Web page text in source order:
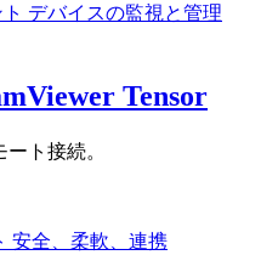
デバイスの監視と管理
Tensor
ト接続。
安全、柔軟、連携